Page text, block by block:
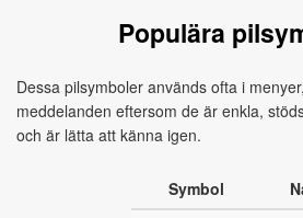
Populära
Dessa pilsymboler används ofta i
meddelanden eftersom de är enkla,
och är lätta att känna igen.
Symbol